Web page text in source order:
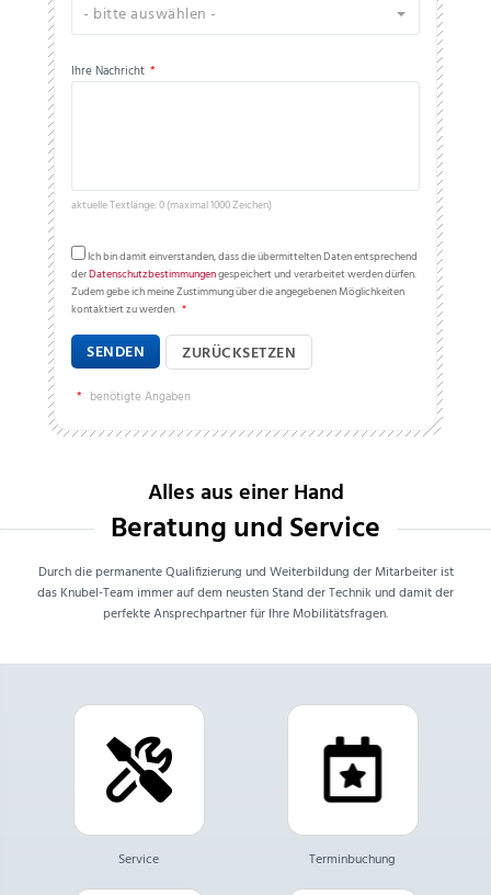
- bitte auswählen -
Ihre Nachricht *
aktuelle Textlänge: 0 (maximal 1000 Zeichen)
Ich bin damit einverstanden, dass die übermittelten Daten entsprechend
derDatenschutzbestimmungengespeichert und verarbeitet werden dürfen.
Zudem gebe ich meine Zustimmung über die angegebenen Möglichkeiten
kontaktiert zu werden. *
SENDEN ZURÜCKSETZEN
* benötigte Angaben
Alles aus einer Hand
Beratung und Service
Durch die permanente Qualifizierung und Weiterbildung der Mitarbeiter ist
das Knubel-Team immer auf dem neusten Stand der Technik und damit der
perfekte Ansprechpartner für Ihre Mobilitätsfragen.
Service Terminbuchung